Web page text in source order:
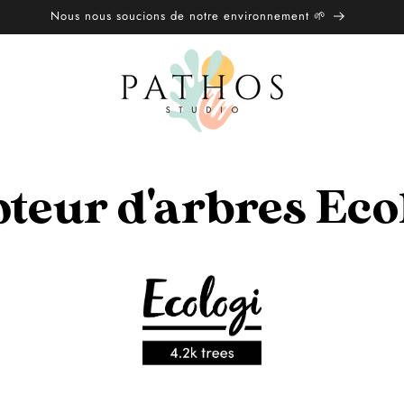
Nous nous soucions de notre environnement 🌱
d'arbres